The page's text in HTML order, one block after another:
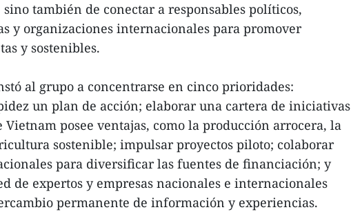
sino también de conectar a responsables políticos,
y organizaciones internacionales para promover
y sostenibles.
al grupo a concentrarse en cinco prioridades:
un plan de acción; elaborar una cartera de iniciativas
Vietnam posee ventajas, como la producción arrocera, la
sostenible; impulsar proyectos piloto; colaborar
para diversificar las fuentes de financiación; y
de expertos y empresas nacionales e internacionales
permanente de información y experiencias.